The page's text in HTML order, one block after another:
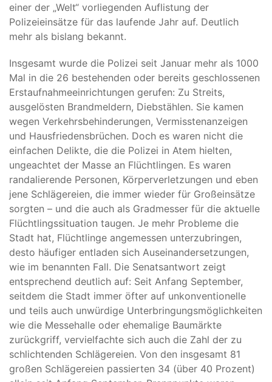
einer der „Welt“ vorliegenden Auflistung der
Polizeieinsätze für das laufende Jahr auf. Deutlich
mehr als bislang bekannt.
Insgesamt wurde die Polizei seit Januar mehr als 1000
Mal in die 26 bestehenden oder bereits geschlossenen
Erstaufnahmeeinrichtungen gerufen: Zu Streits,
ausgelösten Brandmeldern, Diebstählen. Sie kamen
wegen Verkehrsbehinderungen, Vermisstenanzeigen
und Hausfriedensbrüchen. Doch es waren nicht die
einfachen Delikte, die die Polizei in Atem hielten,
ungeachtet der Masse an Flüchtlingen. Es waren
randalierende Personen, Körperverletzungen und eben
jene Schlägereien, die immer wieder für Großeinsätze
sorgten – und die auch als Gradmesser für die aktuelle
Flüchtlingssituation taugen. Je mehr Probleme die
Stadt hat, Flüchtlinge angemessen unterzubringen,
desto häufiger entladen sich Auseinandersetzungen,
wie im benannten Fall. Die Senatsantwort zeigt
entsprechend deutlich auf: Seit Anfang September,
seitdem die Stadt immer öfter auf unkonventionelle
und teils auch unwürdige Unterbringungsmöglichkeiten
wie die Messehalle oder ehemalige Baumärkte
zurückgriff, vervielfachte sich auch die Zahl der zu
schlichtenden Schlägereien. Von den insgesamt 81
großen Schlägereien passierten 34 (über 40 Prozent)